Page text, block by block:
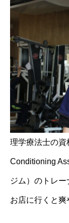
理学療法士の資
Conditioning
ジム）のトレー
お店に行くと爽